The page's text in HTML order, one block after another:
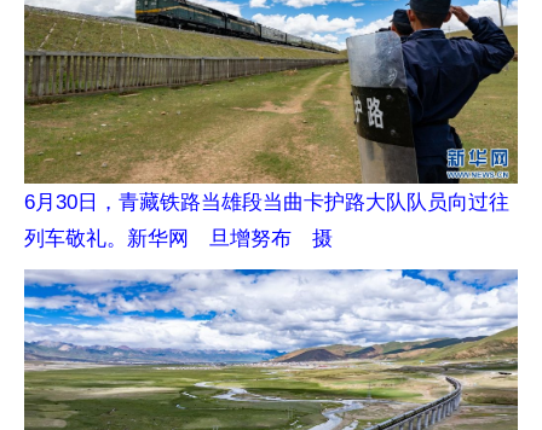
6月30日，青藏铁路当雄段当曲卡护路大队队员向过往
列车敬礼。新华网 旦增努布 摄